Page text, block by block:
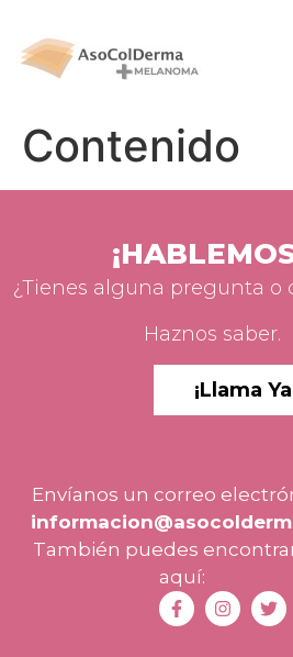
Contenido
¿Tienes alguna pregunta o
Haznos saber.
¡Llama
Envíanos un correo
También puedes
aquí: